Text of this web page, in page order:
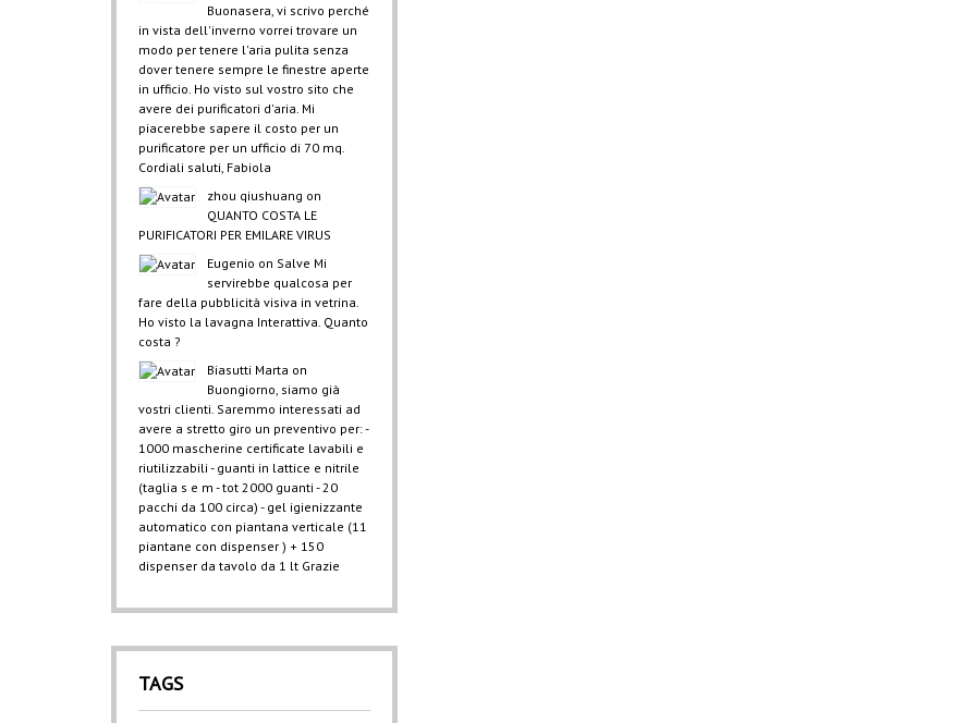
Buonasera, vi scrivo perché
in vista dell'inverno vorrei trovare un
modo per tenere l'aria pulita senza
dover tenere sempre le finestre aperte
in ufficio. Ho visto sul vostro sito che
avere dei purificatori d'aria. Mi
piacerebbe sapere il costo per un
purificatore per un ufficio di 70 mq.
Cordiali saluti, Fabiola
zhou qiushuang on
QUANTO COSTA LE
PURIFICATORI PER EMILARE VIRUS
Eugenio on Salve Mi
servirebbe qualcosa per
fare della pubblicità visiva in vetrina.
Ho visto la lavagna Interattiva. Quanto
costa ?
Biasutti Marta on
Buongiorno, siamo già
vostri clienti. Saremmo interessati ad
avere a stretto giro un preventivo per: -
1000 mascherine certificate lavabili e
riutilizzabili - guanti in lattice e nitrile
(taglia s e m - tot 2000 guanti - 20
pacchi da 100 circa) - gel igienizzante
automatico con piantana verticale (11
piantane con dispenser ) + 150
dispenser da tavolo da 1 lt Grazie
TAGS